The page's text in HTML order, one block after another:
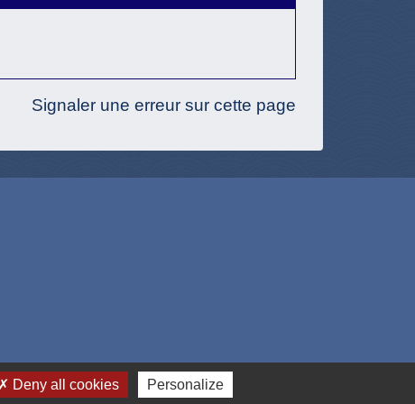
Signaler une erreur sur cette page
Deny all cookies Personalize